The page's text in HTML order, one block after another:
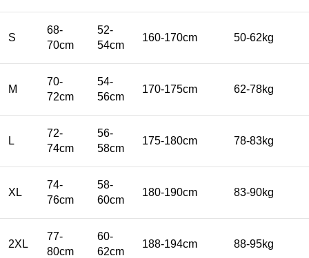
S
68-
70cm
52-
54cm
160-170cm 50-62kg
M
70-
72cm
54-
56cm
170-175cm 62-78kg
L
72-
74cm
56-
58cm
175-180cm 78-83kg
XL
74-
76cm
58-
60cm
180-190cm 83-90kg
2XL
77-
80cm
60-
62cm
188-194cm 88-95kg